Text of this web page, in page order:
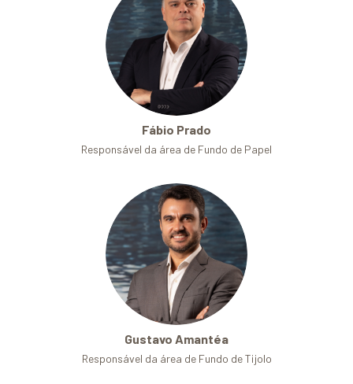
Fábio Prado
Responsável da área de Fundo de Papel
Gustavo Amantéa
Responsável da área de Fundo de Tijolo